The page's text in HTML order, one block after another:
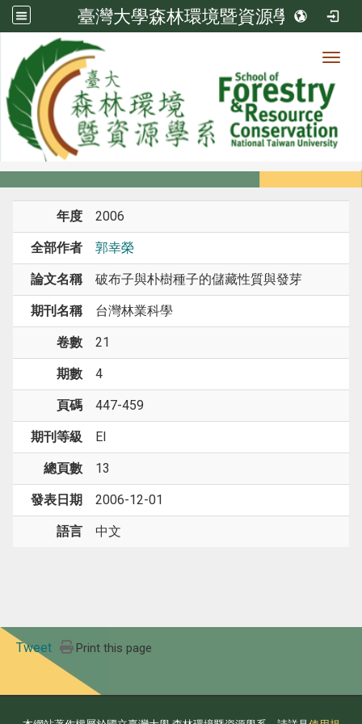
臺灣大學森林環境暨資源學系
系所成員
系所成員
年度 2006
全部作者 郭幸榮
論文名稱 破布子與朴樹種子的儲藏性質與發芽
期刊名稱 台灣林業科學
卷數 21
期數 4
頁碼 447-459
期刊等級 EI
總頁數 13
發表日期 2006-12-01
語言 中文
Tweet Print this page